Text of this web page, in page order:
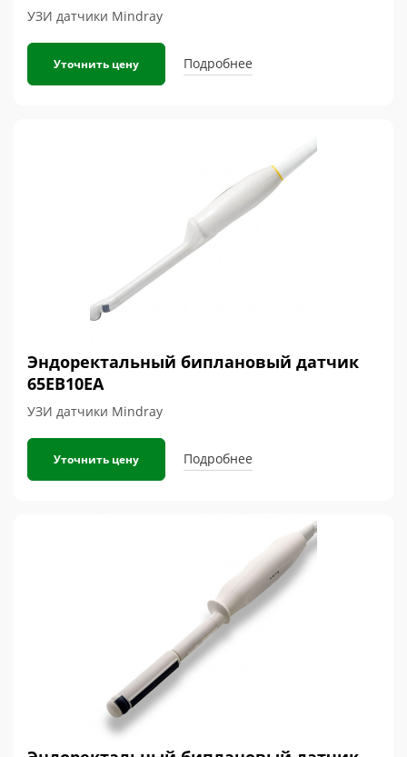
УЗИ датчики Mindray
Уточнить цену Подробнее
Эндоректальный биплановый датчик
65EB10EA
УЗИ датчики Mindray
Уточнить цену Подробнее